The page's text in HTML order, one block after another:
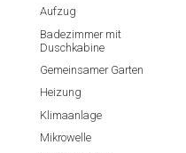
Aufzug
Badezimmer mit
Duschkabine
Gemeinsamer Garten
Heizung
Klimaanlage
Mikrowelle